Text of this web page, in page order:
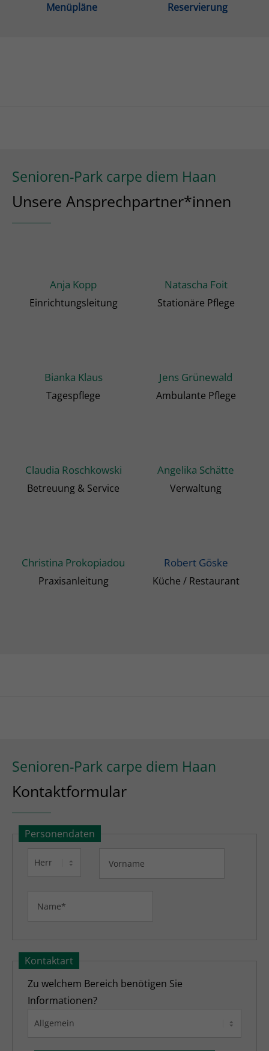
Menüpläne Reservierung
Senioren-Park carpe diem Haan
Unsere Ansprechpartner*innen
Anja Kopp
Einrichtungsleitung
Natascha Foit
Stationäre Pflege
Bianka Klaus
Tagespflege
Jens Grünewald
Ambulante Pflege
Claudia Roschkowski
Betreuung & Service
Angelika Schätte
Verwaltung
Christina Prokopiadou
Praxisanleitung
Robert Göske
Küche / Restaurant
Senioren-Park carpe diem Haan
Kontaktformular
Personendaten
Kontaktart
Zu welchem Bereich benötigen Sie
Informationen?